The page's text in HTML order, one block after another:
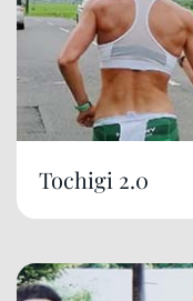
Tochigi 2.0